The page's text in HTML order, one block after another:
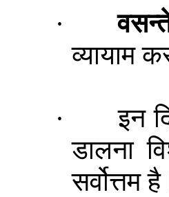
·
व्यायाम
·
इन
डालना
सर्वोत्तम